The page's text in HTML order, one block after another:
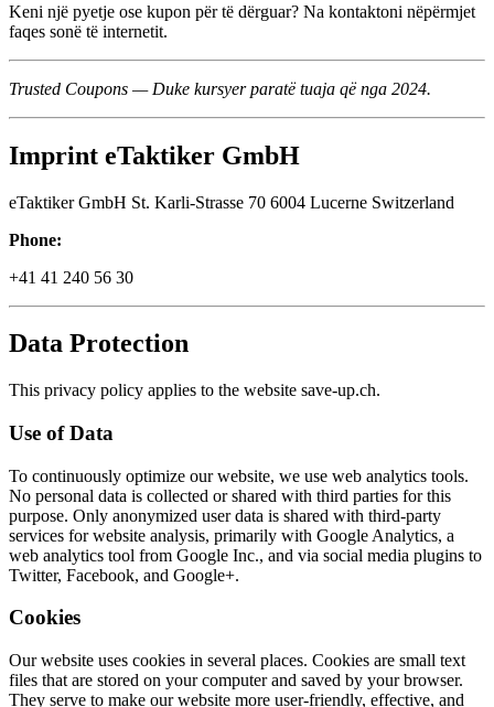
Keni një pyetje ose kupon për të dërguar? Na kontaktoni nëpërmjet
faqes sonë të internetit.
Trusted Coupons — Duke kursyer paratë tuaja që nga 2024.
Imprint eTaktiker GmbH
eTaktiker GmbH St. Karli-Strasse 70 6004 Lucerne Switzerland
Phone:
+41 41 240 56 30
Data Protection
This privacy policy applies to the website save-up.ch.
Use of Data
To continuously optimize our website, we use web analytics tools.
No personal data is collected or shared with third parties for this
purpose. Only anonymized user data is shared with third-party
services for website analysis, primarily with Google Analytics, a
web analytics tool from Google Inc., and via social media plugins to
Twitter, Facebook, and Google+.
Cookies
Our website uses cookies in several places. Cookies are small text
files that are stored on your computer and saved by your browser.
They serve to make our website more user-friendly, effective, and